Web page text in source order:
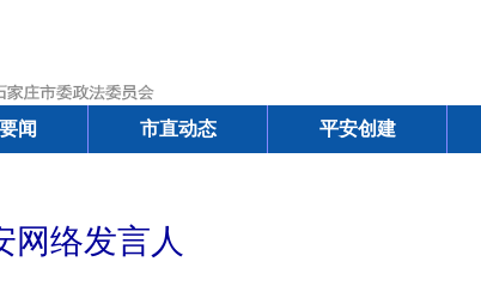
闻 市直动态 平安创建
网络发言人